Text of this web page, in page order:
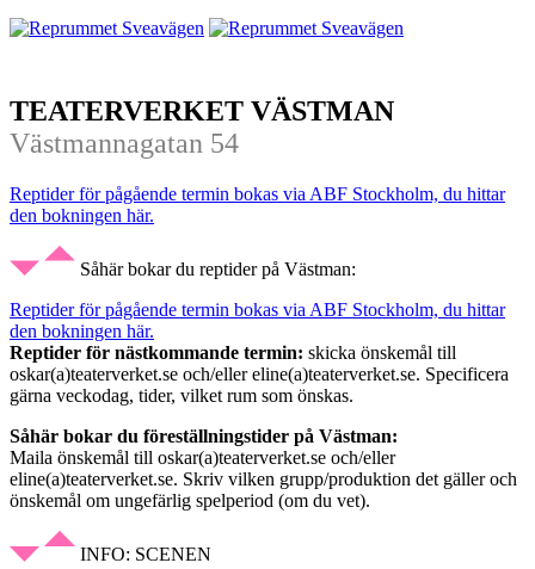
TEATERVERKET VÄSTMAN
Västmannagatan 54
Reptider för pågående termin bokas via ABF Stockholm, du hittar
den bokningen här.
Såhär bokar du reptider på Västman:
Reptider för pågående termin bokas via ABF Stockholm, du hittar
den bokningen här.
Reptider för nästkommande termin: skicka önskemål till
oskar(a)teaterverket.se och/eller eline(a)teaterverket.se. Specificera
gärna veckodag, tider, vilket rum som önskas.
Såhär bokar du föreställningstider på Västman:
Maila önskemål till oskar(a)teaterverket.se och/eller
eline(a)teaterverket.se. Skriv vilken grupp/produktion det gäller och
önskemål om ungefärlig spelperiod (om du vet).
INFO: SCENEN